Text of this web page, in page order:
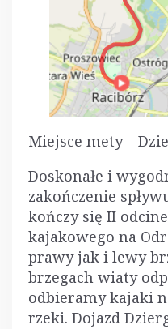
Miejsce mety –
Doskonałe i
zakończenie
kończy się II
kajakowego na
prawy jak i lewy
brzegach wiaty
odbieramy kajaki
rzeki. Dojazd